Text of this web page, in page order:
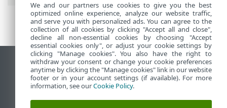
Переглянути повну версію
End of Life
База знань ESET
Форум ESET
We and our partners use cookies to give you the best
optimized online experience, analyze our website traffic,
and serve you with personalized ads. You can agree to the
collection of all cookies by clicking "Accept all and close",
decline all non-essential cookies by choosing "Accept
essential cookies only", or adjust your cookie settings by
clicking "Manage cookies". You also have the right to
withdraw your consent or change your cookie preferences
anytime by clicking the "Manage cookies" link in our website
footer or in your account settings (if available). For more
information, see ourCookie Policy.